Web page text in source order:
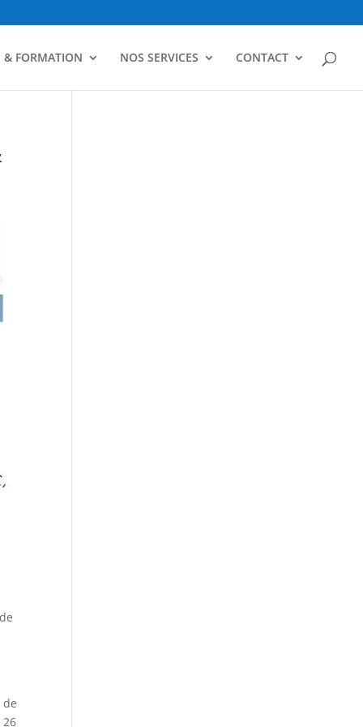
& FORMATION NOS SERVICES CONTACT
de
26